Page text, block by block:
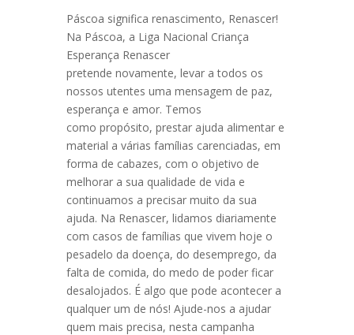
Páscoa significa renascimento, Renascer!
Na Páscoa, a Liga Nacional Criança
Esperança Renascer
pretende novamente, levar a todos os
nossos utentes uma mensagem de paz,
esperança e amor. Temos
como propósito, prestar ajuda alimentar e
material a várias famílias carenciadas, em
forma de cabazes, com o objetivo de
melhorar a sua qualidade de vida e
continuamos a precisar muito da sua
ajuda. Na Renascer, lidamos diariamente
com casos de famílias que vivem hoje o
pesadelo da doença, do desemprego, da
falta de comida, do medo de poder ficar
desalojados. É algo que pode acontecer a
qualquer um de nós! Ajude-nos a ajudar
quem mais precisa, nesta campanha